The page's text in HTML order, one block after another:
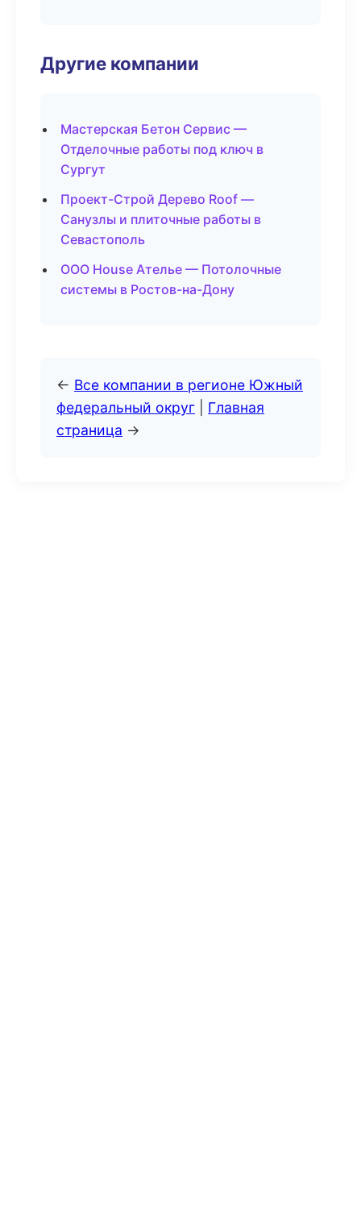
Другие компании
Мастерская Бетон Сервис —
Отделочные работы под ключ в
Сургут
Проект-Строй Дерево Roof —
Санузлы и плиточные работы в
Севастополь
ООО House Ателье — Потолочные
системы в Ростов-на-Дону
← Все компании в регионе Южный
федеральный округ
Главная
страница →